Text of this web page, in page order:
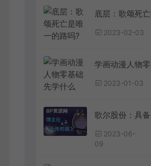
2023-02-03
2023-01-03
2023-06-
09